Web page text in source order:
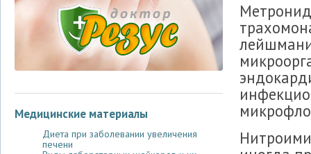
Медицинские материалы
Диета при заболевании увеличения
печени